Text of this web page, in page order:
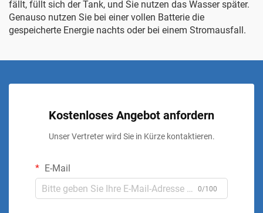
fällt, füllt sich der Tank, und Sie nutzen das Wasser später.
Genauso nutzen Sie bei einer vollen Batterie die
gespeicherte Energie nachts oder bei einem Stromausfall.
Kostenloses Angebot anfordern
Unser Vertreter wird Sie in Kürze kontaktieren.
E-Mail
0/100